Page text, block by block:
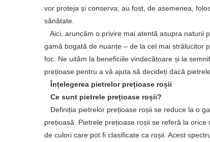
vor proteja și conserva; au fost, de asemenea,
sănătate.
Aici, aruncăm o privire mai atentă asupra naturii
gamă bogată de nuanțe – de la cel mai
foc. Ne uităm la beneficiile vindecătoare și la
prețioase pentru a vă ajuta să decideți dacă
Înțelegerea pietrelor prețioase roșii
Ce sunt pietrele prețioase roșii?
Definiția pietrelor prețioase roșii se reduce la o
prețioasă. Pietrele prețioase roșii se referă la
de culori care pot fi clasificate ca roșii. Acest